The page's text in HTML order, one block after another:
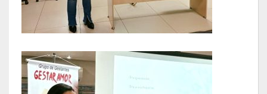
RGF – Relatório de Gestão Fiscal
RREO – Relatório Resumido da Execução Orçamentária